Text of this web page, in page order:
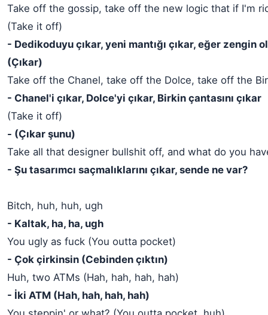
Take off the gossip, take off the new logic that if I'm
(Take it off)
- Dedikoduyu çıkar, yeni mantığı çıkar, eğer zengin
(Çıkar)
Take off the Chanel, take off the Dolce, take off the
- Chanel'i çıkar, Dolce'yi çıkar, Birkin çantasını çıkar
(Take it off)
- (Çıkar şunu)
Take all that designer bullshit off, and what do you
- Şu tasarımcı saçmalıklarını çıkar, sende ne var?
Bitch, huh, huh, ugh
- Kaltak, ha, ha, ugh
You ugly as fuck (You outta pocket)
- Çok çirkinsin (Cebinden çıktın)
Huh, two ATMs (Hah, hah, hah, hah)
- İki ATM (Hah, hah, hah, hah)